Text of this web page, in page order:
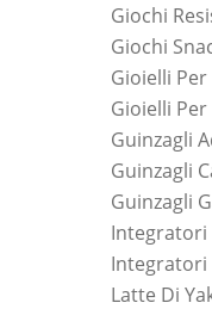
Giochi
Giochi
Gioielli Per
Gioielli
Guinzagli
Guinzagli
Guinzagli
Integratori
Integratori
Latte Di